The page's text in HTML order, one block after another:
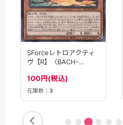
SForceレトロアクティ
ヴ【R】〈BACH-
100円(税込)
在庫数： 3